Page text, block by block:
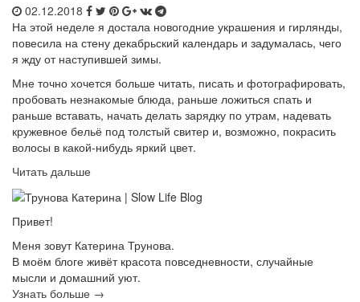
02.12.2018
На этой неделе я достала новогодние украшения и гирлянды,
повесила на стену декабрьский календарь и задумалась, чего
я жду от наступившей зимы.
Мне точно хочется больше читать, писать и фотографировать,
пробовать незнакомые блюда, раньше ложиться спать и
раньше вставать, начать делать зарядку по утрам, надевать
кружевное бельё под толстый свитер и, возможно, покрасить
волосы в какой-нибудь яркий цвет.
Читать дальше
Привет!
Меня зовут Катерина Трунова.
В моём блоге живёт красота повседневности, случайные
мысли и домашний уют.
Узнать больше →